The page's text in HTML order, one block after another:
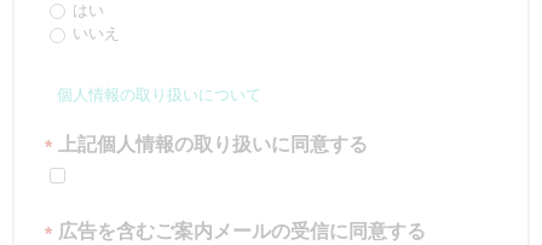
はい
いいえ
個人情報の取り扱いについて
* 上記個人情報の取り扱いに同意する
* 広告を含むご案内メールの受信に同意する